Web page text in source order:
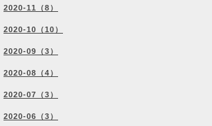
2020-11（8）
2020-10（10）
2020-09（3）
2020-08（4）
2020-07（3）
2020-06（3）